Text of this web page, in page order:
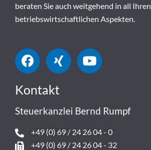
beraten Sie auch weitgehend in all Ihren
betriebswirtschaftlichen Aspekten.
Kontakt
Steuerkanzlei Bernd Rumpf
+49 (0) 69 / 24 26 04 - 0
+49 (0) 69 / 24 26 04 - 32